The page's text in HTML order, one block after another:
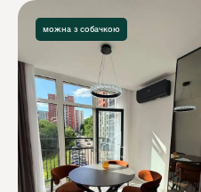
можна з собачкою